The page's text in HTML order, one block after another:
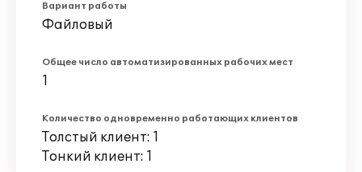
Вариант работы
Файловый
Общее число автоматизированных рабочих мест
1
Количество одновременно работающих клиентов
Толстый клиент: 1
Тонкий клиент: 1